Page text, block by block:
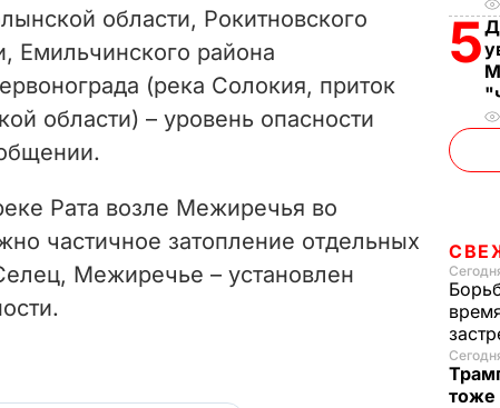
области, Рокитновского
Емильчинского района
(река Солокия, приток
области) – уровень опасности
Рата возле Межиречья во
частичное затопление отдельных
Межиречье – установлен
.
5
тоже